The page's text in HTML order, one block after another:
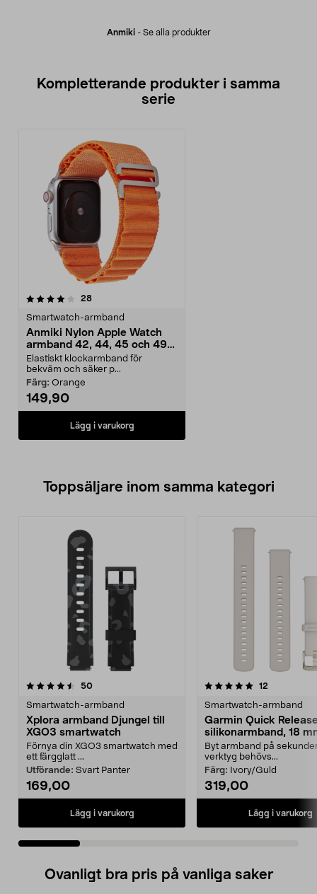
Anmiki- Se alla produkter
Kompletterande produkter i samma
serie
28recensioner
Smartwatch-armband
Anmiki Nylon Apple Watch
armband 42, 44, 45 och 49
mm
Elastiskt klockarmband för
bekväm och säker p...
Färg: Orange
149,90
Lägg i varukorg
Toppsäljare inom samma kategori
50recensioner
Smartwatch-armband
Xplora armband Djungel till
XGO3 smartwatch
Förnya din XGO3 smartwatch med
ett färgglatt ...
Utförande: Svart Panter
169,00
Lägg i varukorg
5.0 av 5 stjärnor 12
Smartwatch-armband
Garmin Quick
silikonarmband, 18
Byt armband på
verktyg behövs...
Färg:
Ivory/Guld
319,00
Lägg i varukorg
4.5 av 5 stjärnor
Ovanligt bra pris på vanliga saker